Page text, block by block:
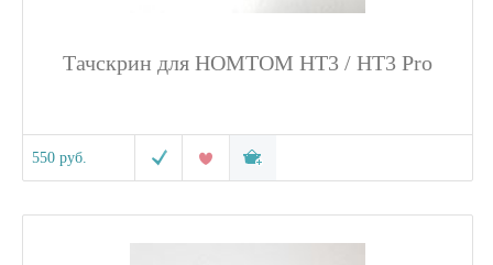
Тачскрин для HOMTOM HT3 / HT3 Pro
550 руб.